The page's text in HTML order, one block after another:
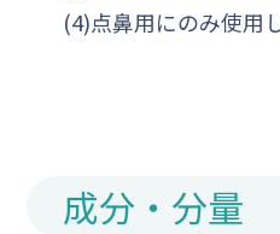
(4)点鼻用にのみ使用
成分・分量